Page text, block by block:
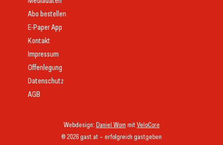
© 2026 gast.at – erfolgreich gastgeben
Webdesign: Daniel Wom mitVeloCore
Abo bestellen
E-Paper App
Kontakt
Impressum
Offenlegung
Datenschutz
AGB